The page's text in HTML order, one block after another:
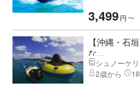
3,499円 〜
【沖縄・石
な...
シュノーケ
2歳から
1